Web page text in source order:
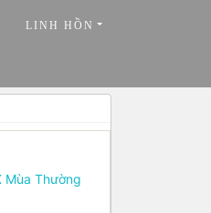
LINH HỒN
Mùa Thường